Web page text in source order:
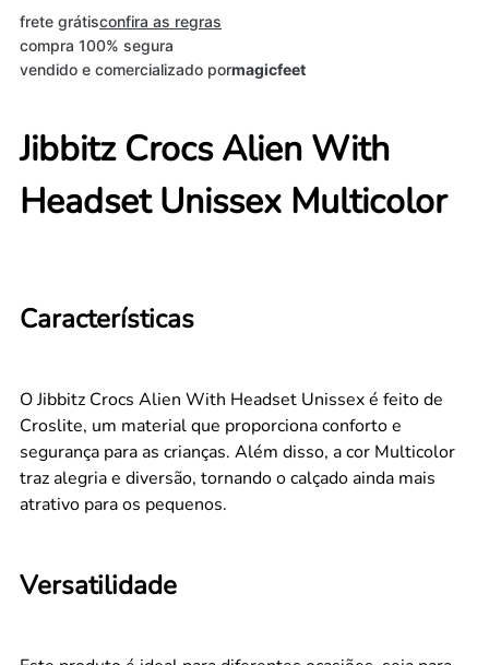
frete grátisconfira as regras
compra 100% segura
vendido e comercializado pormagicfeet
Jibbitz Crocs Alien With
Headset Unissex Multicolor
Características
O Jibbitz Crocs Alien With Headset Unissex é feito de
Croslite, um material que proporciona conforto e
segurança para as crianças. Além disso, a cor Multicolor
traz alegria e diversão, tornando o calçado ainda mais
atrativo para os pequenos.
Versatilidade